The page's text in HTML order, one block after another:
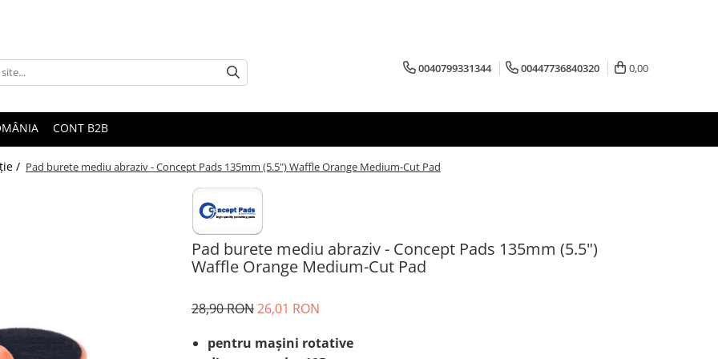
0040799331344 00447736840320 0,00
CONT B2B
/ Pad burete mediu abraziv - Concept Pads 135mm (5.5") Waffle Orange Medium-Cut Pad
Pad burete mediu abraziv - Concept Pads 135mm (5.5")
Waffle Orange Medium-Cut Pad
28,90 RON26,01 RON
pentru maşini rotative